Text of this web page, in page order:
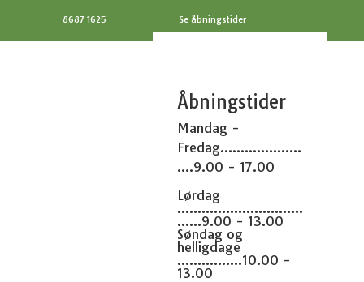
8687 1625 Se åbningstider
Åbningstider
Mandag -
Fredag....................
....9.00 - 17.00
Lørdag
...............................
......9.00 - 13.00
Søndag og
helligdage
................10.00 -
13.00